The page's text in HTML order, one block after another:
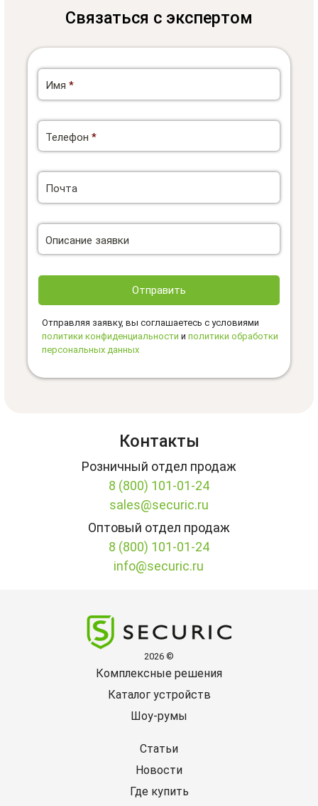
Связаться с экспертом
Имя *
Телефон *
Почта
Описание заявки
Отправить
Отправляя заявку, вы соглашаетесь с условиями
политики конфиденциальности и политики обработки
персональных данных
Контакты
Розничный отдел продаж
8 (800) 101-01-24
sales@securic.ru
Оптовый отдел продаж
8 (800) 101-01-24
info@securic.ru
2026 ©
Комплексные решения
Каталог устройств
Шоу-румы
Статьи
Новости
Где купить